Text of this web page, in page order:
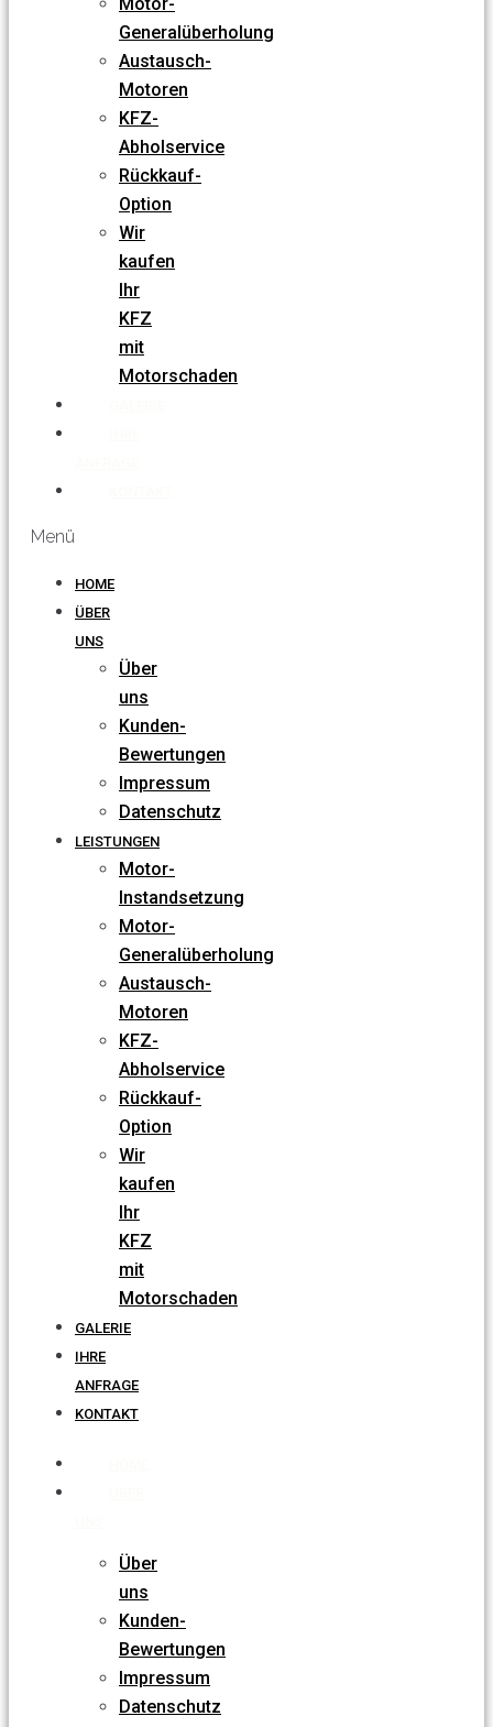
Generalüberholung
Austausch-
Motoren
KFZ-
Abholservice
Rückkauf-
Option
Wir
kaufen
Ihr
KFZ
mit
Motorschaden
Menü
HOME
ÜBER
UNS
Über
uns
Kunden-
Bewertungen
Impressum
Datenschutz
LEISTUNGEN
Motor-
Instandsetzung
Motor-
Generalüberholung
Austausch-
Motoren
KFZ-
Abholservice
Rückkauf-
Option
Wir
kaufen
Ihr
KFZ
mit
Motorschaden
GALERIE
IHRE
ANFRAGE
KONTAKT
Über
uns
Kunden-
Bewertungen
Impressum
Datenschutz